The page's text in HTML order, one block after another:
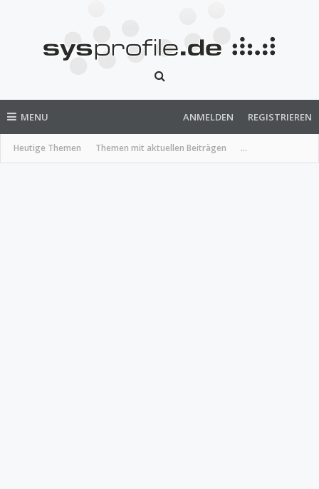
MENU
Heutige Themen Themen mit aktuellen Beiträgen ...
ANMELDEN REGISTRIEREN